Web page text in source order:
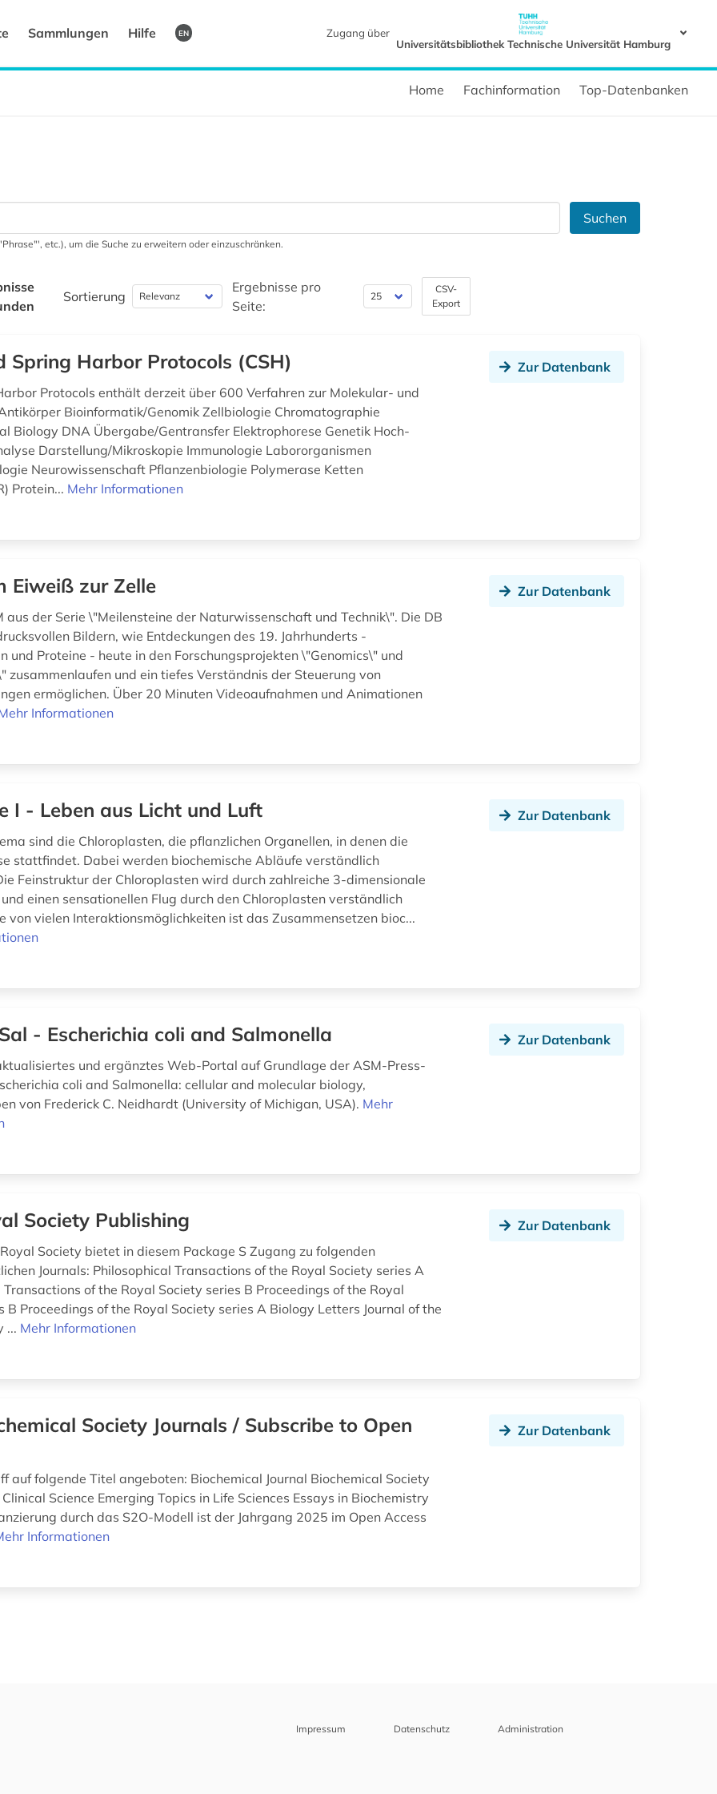
Sammlungen Hilfe EN
Zugang über
Universitätsbibliothek Technische Universität Hamburg
Home Fachinformation Top-Datenbanken
Suchen
etc.), um die Suche zu erweitern oder einzuschränken.
Sortierung
Ergebnisse pro
Seite:
CSV-
Export
Spring Harbor Protocols (CSH)
Protocols enthält derzeit über 600 Verfahren zur Molekular- und
Bioinformatik/Genomik Zellbiologie Chromatographie
Biology DNA Übergabe/Gentransfer Elektrophorese Genetik Hoch-
Darstellung/Mikroskopie Immunologie Labororganismen
Neurowissenschaft Pflanzenbiologie Polymerase Ketten
Protein... Mehr Informationen
Zur Datenbank
Eiweiß zur Zelle
aus der Serie \"Meilensteine der Naturwissenschaft und Technik\". Die DB
Bildern, wie Entdeckungen des 19. Jahrhunderts -
und Proteine - heute in den Forschungsprojekten \"Genomics\" und
zusammenlaufen und ein tiefes Verständnis der Steuerung von
ermöglichen. Über 20 Minuten Videoaufnahmen und Animationen
Informationen
Zur Datenbank
I - Leben aus Licht und Luft
sind die Chloroplasten, die pflanzlichen Organellen, in denen die
stattfindet. Dabei werden biochemische Abläufe verständlich
Feinstruktur der Chloroplasten wird durch zahlreiche 3-dimensionale
einen sensationellen Flug durch den Chloroplasten verständlich
von vielen Interaktionsmöglichkeiten ist das Zusammensetzen bioc...
Zur Datenbank
- Escherichia coli and Salmonella
und ergänztes Web-Portal auf Grundlage der ASM-Press-
coli and Salmonella: cellular and molecular biology,
von Frederick C. Neidhardt (University of Michigan, USA). Mehr
Zur Datenbank
Society Publishing
Society bietet in diesem Package S Zugang zu folgenden
Journals: Philosophical Transactions of the Royal Society series A
Transactions of the Royal Society series B Proceedings of the Royal
B Proceedings of the Royal Society series A Biology Letters Journal of the
... Mehr Informationen
Zur Datenbank
Society Journals / Subscribe to Open
auf folgende Titel angeboten: Biochemical Journal Biochemical Society
Science Emerging Topics in Life Sciences Essays in Biochemistry
durch das S2O-Modell ist der Jahrgang 2025 im Open Access
Informationen
Zur Datenbank
Impressum Datenschutz Administration